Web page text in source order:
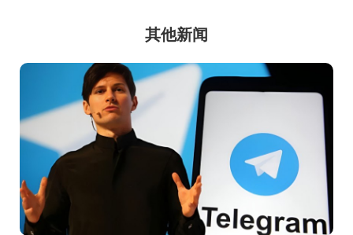
其他新闻